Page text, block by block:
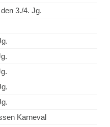
3./4. Jg.
Karneval